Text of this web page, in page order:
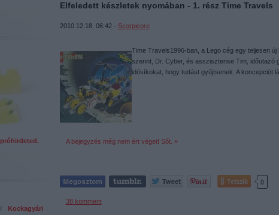
Kockagyári
Elfeledett készletek nyomában - 1. rész Time Travels
2010.12.18. 06:42 - Scorpicore
Time Travels1996-ban, a Lego cég egy teljesen
szerint, Dr. Cyber, és asszisztense Tim, időutazó
idősíkokat, hogy tudást gyűjtsenek. A koncepciót
A bejegyzés még nem ért véget! Sőt. »
Tetszik 0
38komment